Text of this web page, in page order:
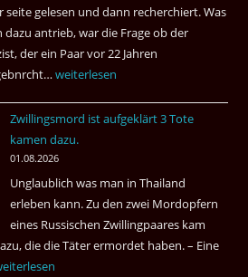
seite gelesen und dann recherchiert. Was
dazu antrieb, war die Frage ob der
der ein Paar vor 22 Jahren
Nach
Jahren,
ist
der
Mörder
wieder
frei
?
weiterlesen
Zwillingsmord ist aufgeklärt 3 Tote
kamen dazu.
01.08.2026
Unglaublich was man in Thailand
erleben kann. Zu den zwei Mordopfern
eines Russischen Zwillingpaares kam
die die Täter ermordet haben. – Eine